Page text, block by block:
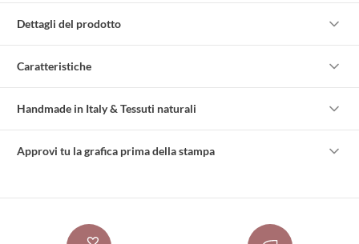
Dettagli del prodotto
Caratteristiche
Handmade in Italy & Tessuti naturali
Approvi tu la grafica prima della stampa